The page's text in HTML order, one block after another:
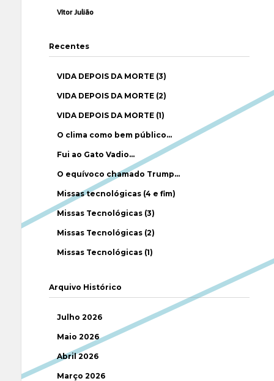
Vítor Julião
Recentes
VIDA DEPOIS DA MORTE (3)
VIDA DEPOIS DA MORTE (2)
VIDA DEPOIS DA MORTE (1)
O clima como bem público…
Fui ao Gato Vadio…
O equívoco chamado Trump…
Missas tecnológicas (4 e fim)
Missas Tecnológicas (3)
Missas Tecnológicas (2)
Missas Tecnológicas (1)
Arquivo Histórico
Julho 2026
Maio 2026
Abril 2026
Março 2026